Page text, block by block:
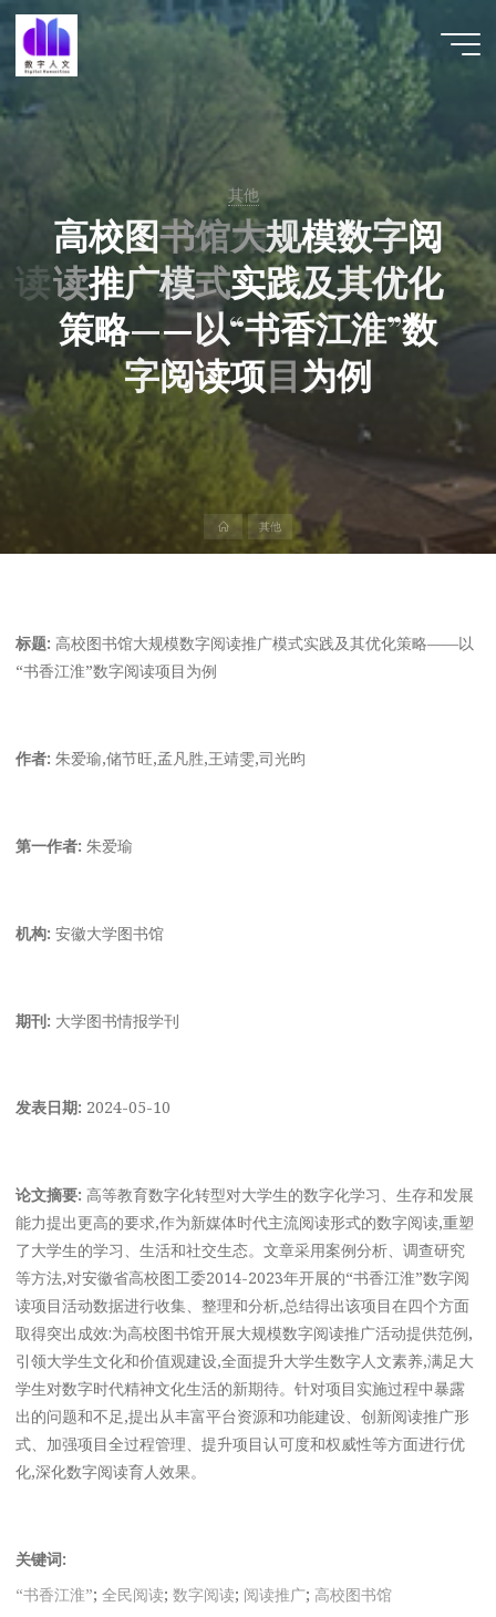
数字人
其他
高校图书馆
馆大
大规模数字阅
读
读推广模式
式实践及其优化
策略——以“书香江淮”数
字阅读项目
目为例
首
页
其他
标题: 高校图书馆大规模数字阅读推广模式实践及其优化策略——以
“书香江淮”数字阅读项目为例
作者: 朱爱瑜,储节旺,孟凡胜,王靖雯,司光昀
第一作者: 朱爱瑜
机构: 安徽大学图书馆
期刊: 大学图书情报学刊
发表日期: 2024-05-10
论文摘要: 高等教育数字化转型对大学生的数字化学习、生存和发展
能力提出更高的要求,作为新媒体时代主流阅读形式的数字阅读,重塑
了大学生的学习、生活和社交生态。文章采用案例分析、调查研究
等方法,对安徽省高校图工委2014-2023年开展的“书香江淮”数字阅
读项目活动数据进行收集、整理和分析,总结得出该项目在四个方面
取得突出成效:为高校图书馆开展大规模数字阅读推广活动提供范例,
引领大学生文化和价值观建设,全面提升大学生数字人文素养,满足大
学生对数字时代精神文化生活的新期待。针对项目实施过程中暴露
出的问题和不足,提出从丰富平台资源和功能建设、创新阅读推广形
式、加强项目全过程管理、提升项目认可度和权威性等方面进行优
化,深化数字阅读育人效果。
关键词:
“书香江淮”;全民阅读;数字阅读; 阅读推广; 高校图书馆